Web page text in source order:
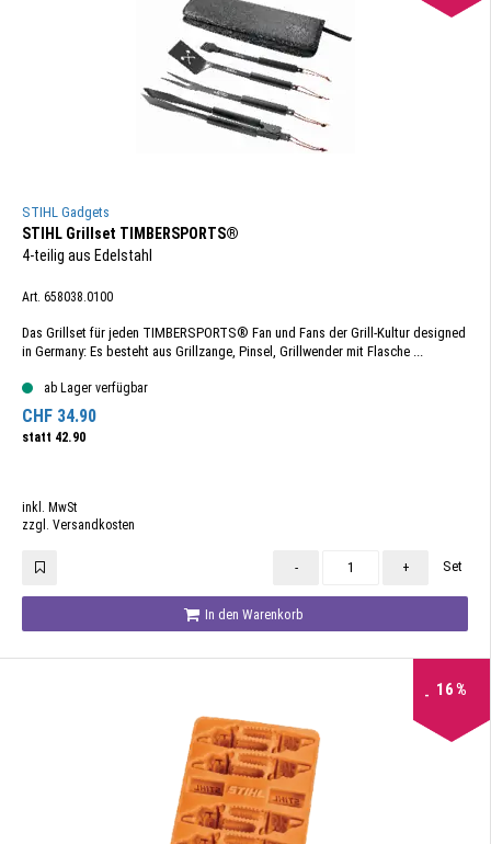
STIHL Gadgets
STIHL Grillset TIMBERSPORTS®
4-teilig aus Edelstahl
Art. 658038.0100
Das Grillset für jeden TIMBERSPORTS® Fan und Fans der Grill-Kultur designed
in Germany: Es besteht aus Grillzange, Pinsel, Grillwender mit Flasche ...
ab Lager verfügbar
CHF 34.90
statt 42.90
inkl. MwSt
zzgl. Versandkosten
- + Set
In den Warenkorb
16%